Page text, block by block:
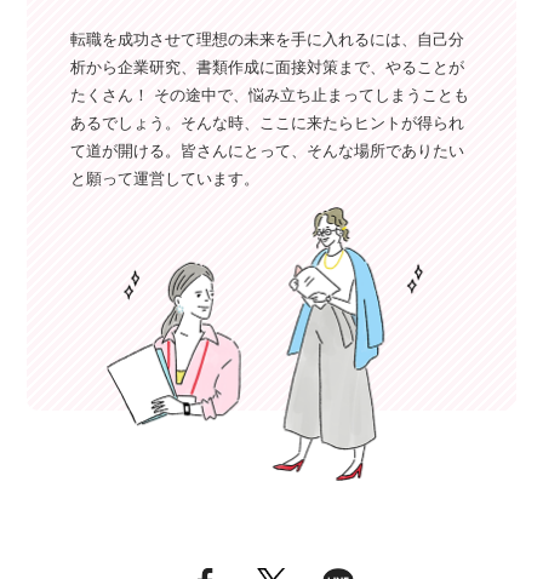
転職を成功させて理想の未来を手に入れるには、自己分
析から企業研究、書類作成に面接対策まで、やることが
たくさん！ その途中で、悩み立ち止まってしまうことも
あるでしょう。そんな時、ここに来たらヒントが得られ
て道が開ける。皆さんにとって、そんな場所でありたい
と願って運営しています。